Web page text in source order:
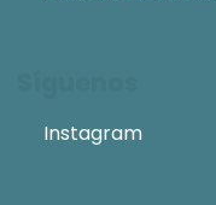
Instagram